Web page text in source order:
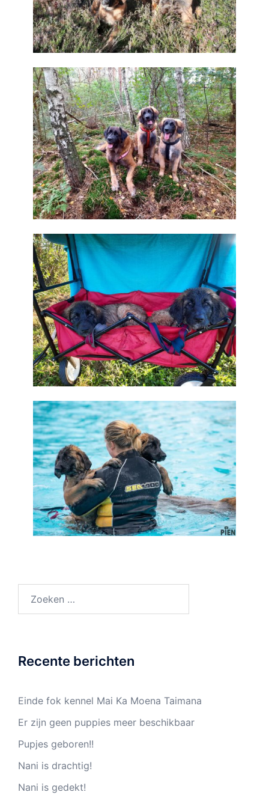
naar:
Recente berichten
Einde fok kennel Mai Ka Moena Taimana
Er zijn geen puppies meer beschikbaar
Pupjes geboren!!
Nani is drachtig!
Nani is gedekt!